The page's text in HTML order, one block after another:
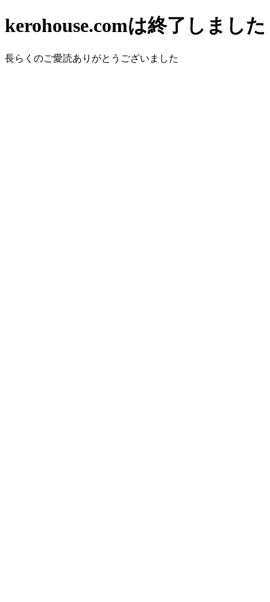
kerohouse.comは終了しました
長らくのご愛読ありがとうございました